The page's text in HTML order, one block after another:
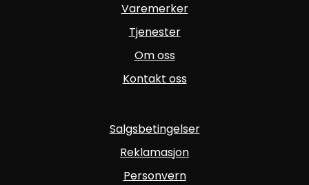
Varemerker
Tjenester
Om oss
Kontakt oss
Salgsbetingelser
Reklamasjon
Personvern